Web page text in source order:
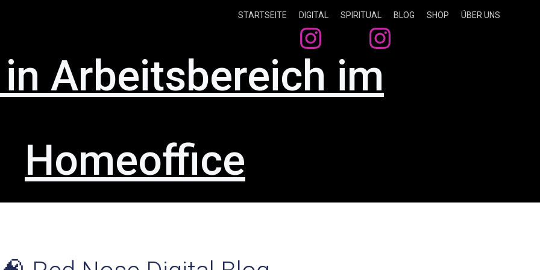
STARTSEITE DIGITAL SPIRITUAL BLOG SHOP ÜBER UNS
Arbeitsbereich im
Homeoffice